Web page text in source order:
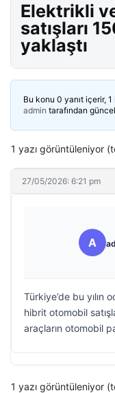
Elektrikli
satışları
yaklaştı
Bu konu 0 yanıt içerir,
admin tarafından
1 yazı görüntüleniyor
27/05/2026: 6:21 pm
A
Türkiye’de bu yılın
hibrit otomobil
araçların otomobil
1 yazı görüntüleniyor